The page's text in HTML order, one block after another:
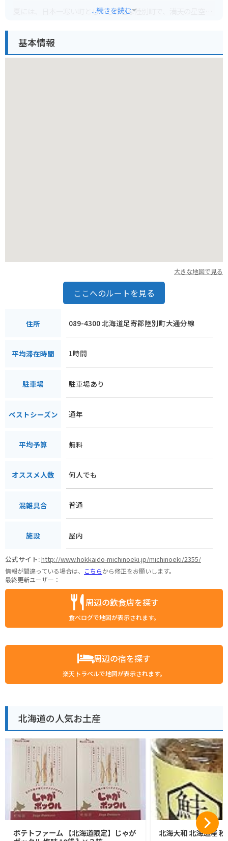
夏には、日本一寒い町としても有名な陸別町で、満天の星空を
道の駅には、地元産の農産物や特産品を販売するショップや、
...続きを読む
基本情報
大きな地図で見る
ここへのルートを見る
住所 089-4300 北海道足寄郡陸別町大通分線
平均滞在時間 1時間
駐車場 駐車場あり
ベストシーズン 通年
平均予算 無料
オススメ人数 何人でも
混雑具合 普通
施設 屋内
公式サイト:http://www.hokkaido-michinoeki.jp/michinoeki/2355/
情報が間違っている場合は、 こちらから修正をお願いします。
最終更新ユーザー：
周辺の飲食店を探す
食べログで地図が表示されます。
周辺の宿を探す
楽天トラベルで地図が表示されます。
北海道の人気お土産
ポテトファーム 【北海道限定】じゃが
北海大和 北海道産